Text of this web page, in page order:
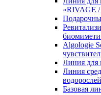
Algologie
Линия для
Линия
Базовая